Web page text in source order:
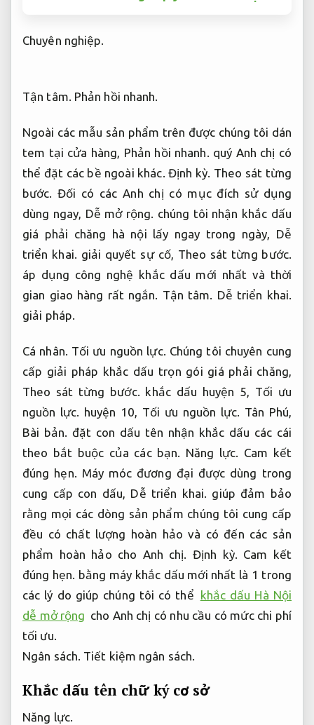
Chuyên nghiệp.
Tận tâm. Phản hồi nhanh.
Ngoài các mẫu sản phẩm trên được chúng tôi dán
tem tại cửa hàng, Phản hồi nhanh. quý Anh chị có
thể đặt các bề ngoài khác.Định kỳ. Theo sát từng
bước. Đối có các Anh chị có mục đích sử dụng
dùng ngay, Dễ mở rộng. chúng tôi nhận khắc dấu
giá phải chăng hà nội lấy ngay trong ngày, Dễ
triển khai. giải quyết sự cố, Theo sát từng bước.
áp dụng công nghệ khắc dấu mới nhất và thời
gian giao hàng rất ngắn. Tận tâm. Dễ triển khai.
giải pháp.
Cá nhân. Tối ưu nguồn lực. Chúng tôi chuyên cung
cấp giải pháp khắc dấu trọn gói giá phải chăng,
Theo sát từng bước. khắc dấu huyện 5, Tối ưu
nguồn lực. huyện 10, Tối ưu nguồn lực. Tân Phú,
Bài bản. đặt con dấu tên nhận khắc dấu các cái
theo bắt buộc của các bạn. Năng lực. Cam kết
đúng hẹn. Máy móc đương đại được dùng trong
cung cấp con dấu, Dễ triển khai. giúp đảm bảo
rằng mọi các dòng sản phẩm chúng tôi cung cấp
đều có chất lượng hoàn hảo và có đến các sản
phẩm hoàn hảo cho Anh chị. Định kỳ. Cam kết
đúng hẹn. bằng máy khắc dấu mới nhất là 1 trong
các lý do giúp chúng tôi có thể khắc dấu Hà Nội
dễ mở rộng cho Anh chị có nhu cầu có mức chi phí
tối ưu.
Ngân sách. Tiết kiệm ngân sách.
Khắc dấu tên chữ ký cơ sở
Năng lực.